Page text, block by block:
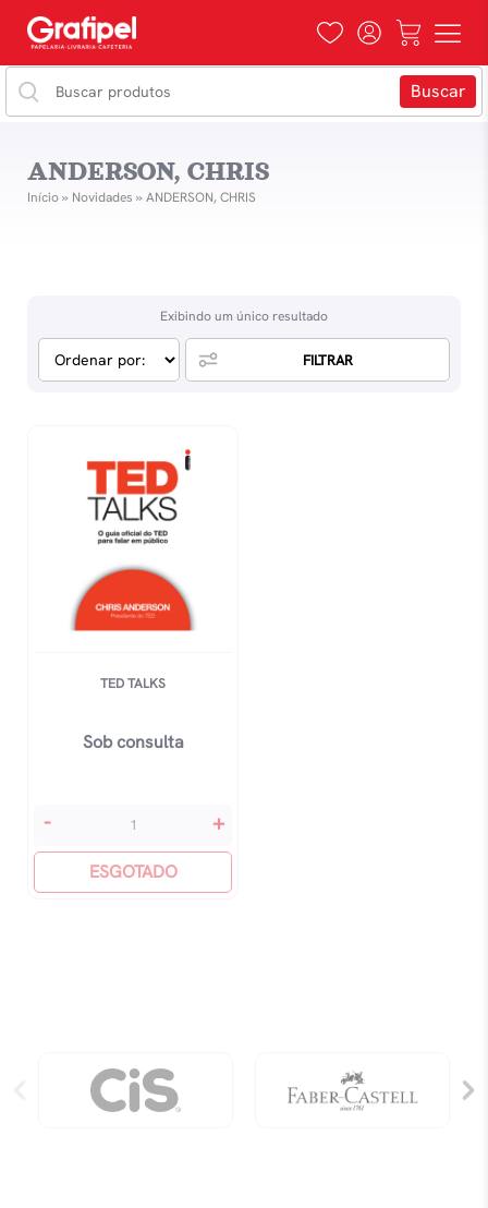
ANDERSON, CHRIS
Início» Novidades » ANDERSON, CHRIS
Exibindo um único resultado
FILTRAR
TED TALKS
Sob consulta
Ted
quantidade
- +
ESGOTADO